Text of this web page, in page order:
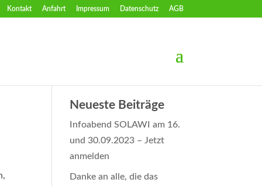
Kontakt Anfahrt Impressum Datenschutz AGB
Neueste Beiträge
Infoabend SOLAWI am 16.
und 30.09.2023 – Jetzt
anmelden
Danke an alle, die das